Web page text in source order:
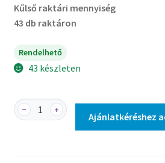
Kűlső raktári mennyiség
43 db raktáron
Rendelhető
43 készleten
TMEK432
− +
Ajánlatkéréshez